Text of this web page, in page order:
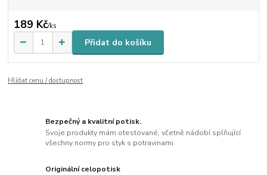
189 Kč/ks
Přidat do košíku
Hlídat cenu / dostupnost
Bezpečný a kvalitní potisk.
Svoje produkty mám otestované, včetně nádobí splňující
všechny normy pro styk s potravinami
Originální celopotisk